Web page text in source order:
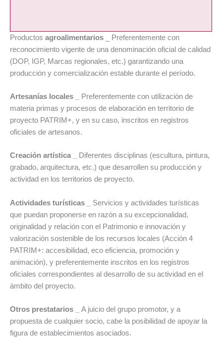
Productos agroalimentarios _ Preferentemente con
reconocimiento vigente de una denominación oficial de calidad
(DOP, IGP, Marcas regionales, etc.) garantizando una
producción y comercialización estable durante el período.
Artesanías locales
Preferentemente con utilización de
materia primas y procesos de elaboración en territorio de
proyecto PATRIM+, y en su caso, inscritos en registros
oficiales de artesanos.
Creación artística_
Diferentes disciplinas (escultura, pintura,
grabado, arquitectura, etc.) que desarrollen su producción y
actividad en los territorios de proyecto.
Actividades turísticas
Servicios y actividades turísticas
que puedan proponerse en razón a su excepcionalidad,
originalidad y relación con el Patrimonio e innovación y
valorización sostenible de los recursos locales (Acción 4
PATRIM+: accesibilidad, eco eficiencia, promoción y
animación), y preferentemente inscritos en los registros
oficiales correspondientes al desarrollo de su actividad en el
ámbito del proyecto.
Otros prestatarios
A juicio del grupo promotor, y a
propuesta de cualquier socio, cabe la posibilidad de apoyar la
figura de establecimientos asociados.